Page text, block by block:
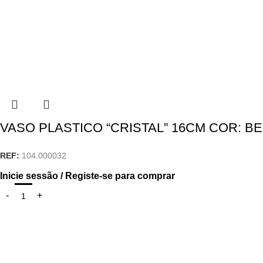
VASO PLASTICO “CRISTAL” 16CM COR:
REF: 104.000032
Inicie sessão / Registe-se para comprar